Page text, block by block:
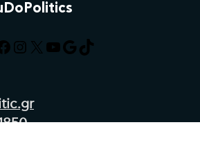
Instagram
X YouTube
Google
TikTok